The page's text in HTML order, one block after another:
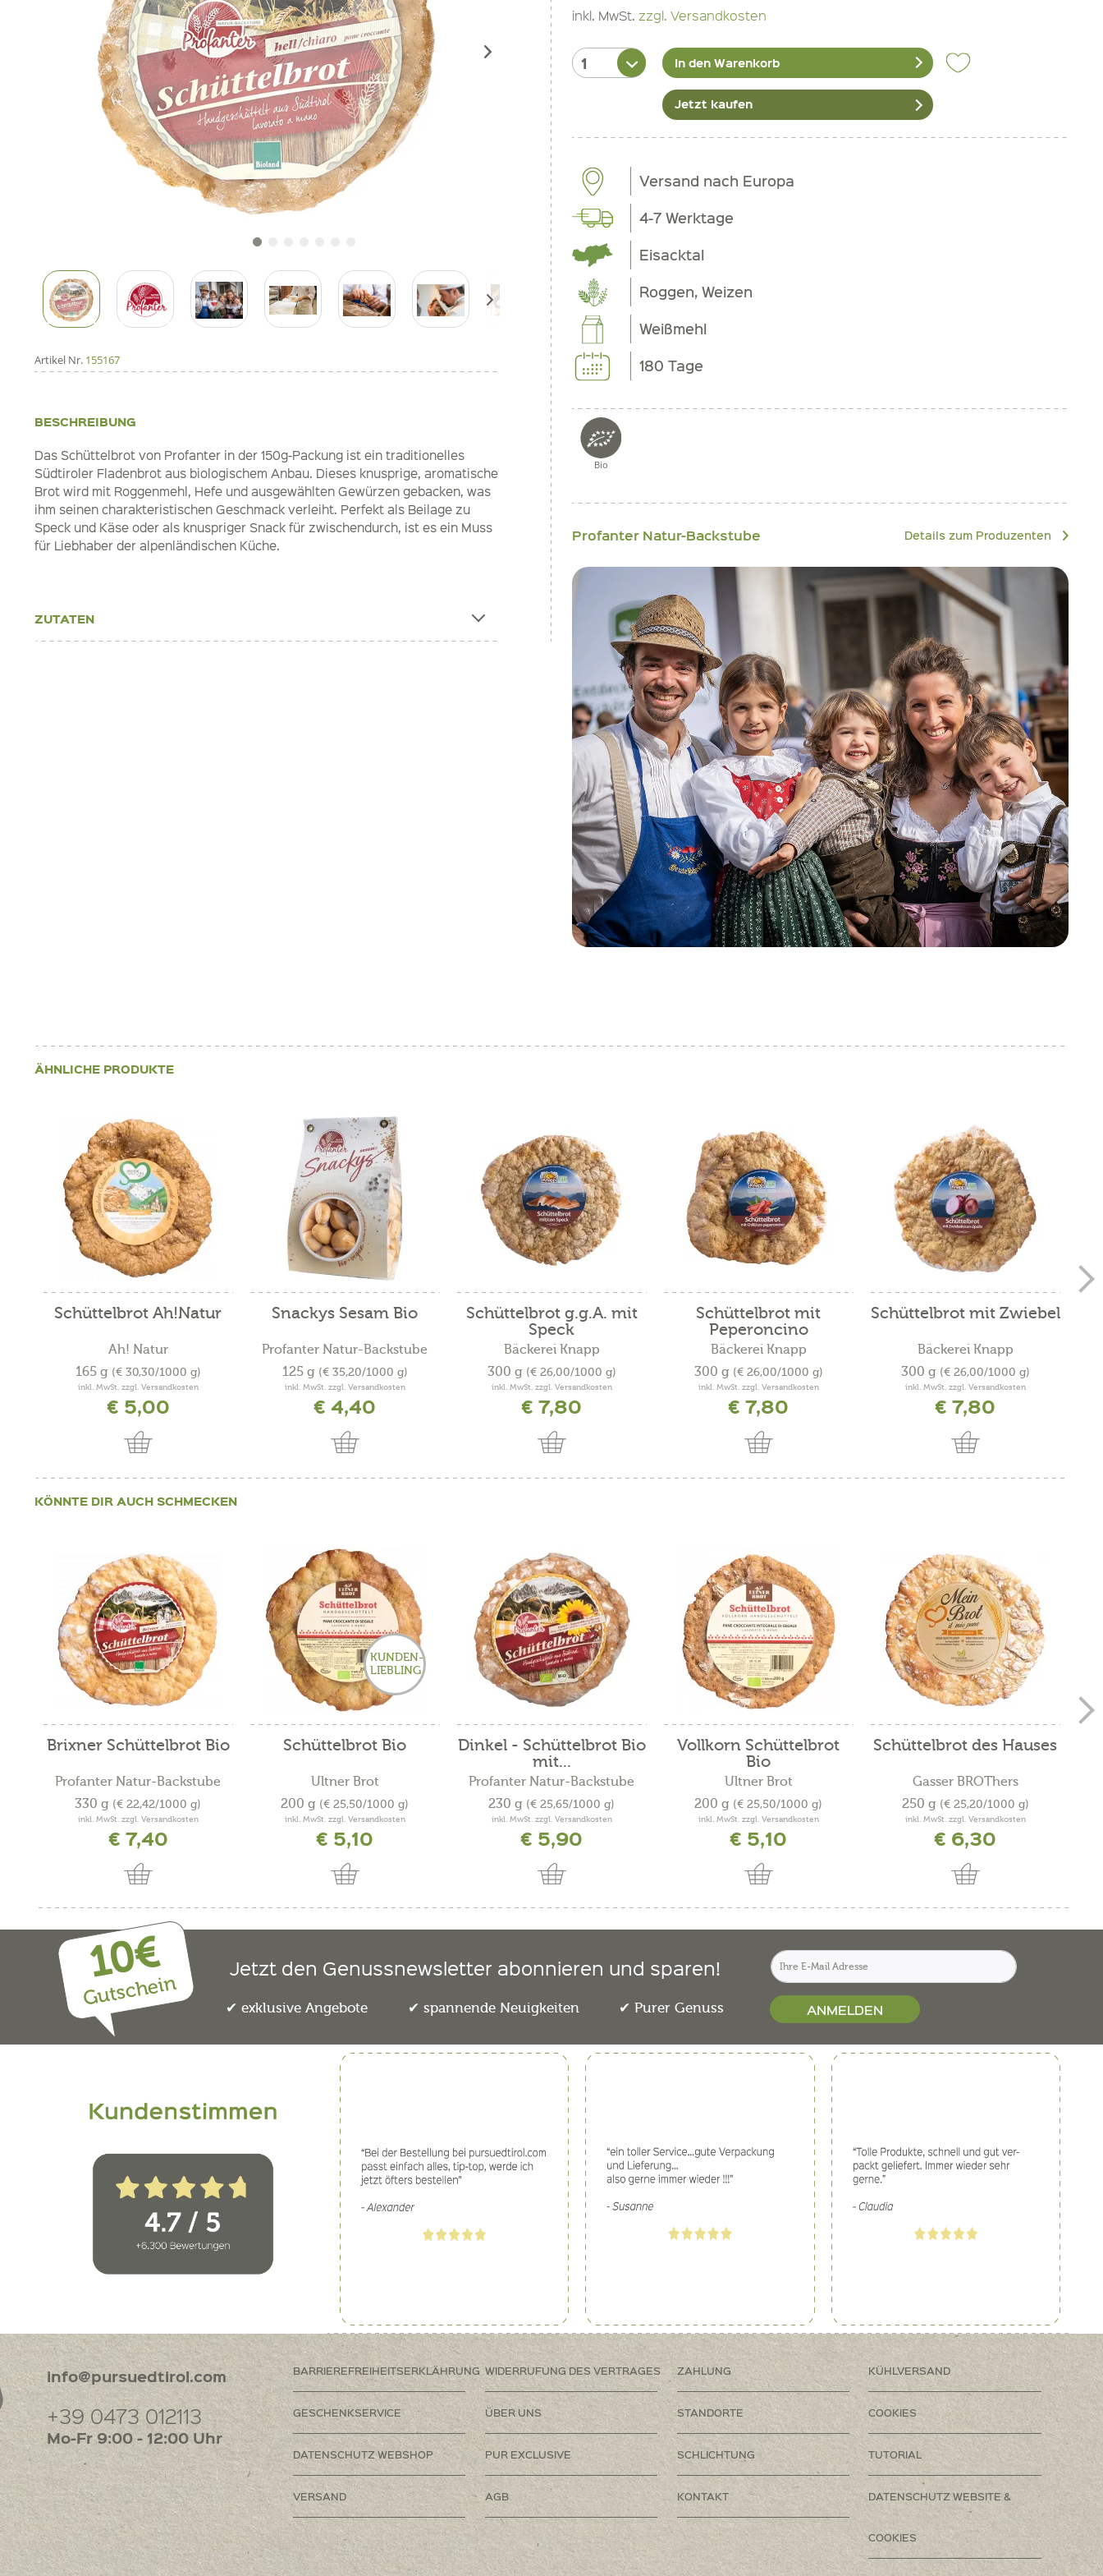
Artikel Nr. 155167
BESCHREIBUNG
Das Schüttelbrot von Profanter in der 150g-Packung ist ein traditionelles
Südtiroler Fladenbrot aus biologischem Anbau. Dieses knusprige, aromatische
Brot wird mit Roggenmehl, Hefe und ausgewählten Gewürzen gebacken, was
ihm seinen charakteristischen Geschmack verleiht. Perfekt als Beilage zu
Speck und Käse oder als knuspriger Snack für zwischendurch, ist es ein Muss
für Liebhaber der alpenländischen Küche.
ZUTATEN
inkl. MwSt. zzgl. Versandkosten
In den Warenkorb
Jetzt kaufen
Versand nach Europa
4-7 Werktage
Eisacktal
Roggen, Weizen
Weißmehl
180 Tage
Bio
Profanter Natur-Backstube Details zum Produzenten
ÄHNLICHE PRODUKTE
Schüttelbrot Ah!Natur
Ah! Natur
165 g (€ 30,30/1000 g)
inkl. MwSt. zzgl. Versandkosten
€ 5,00
Snackys Sesam Bio
Profanter Natur-Backstube
125 g (€ 35,20/1000 g)
inkl. MwSt. zzgl. Versandkosten
€ 4,40
Schüttelbrot g.g.A. mit
Speck
Bäckerei Knapp
300 g (€ 26,00/1000 g)
inkl. MwSt. zzgl. Versandkosten
€ 7,80
Schüttelbrot mit
Peperoncino
Bäckerei Knapp
300 g (€ 26,00/1000 g)
inkl. MwSt. zzgl. Versandkosten
€ 7,80
Schüttelbrot mit Zwiebel
Bäckerei Knapp
300 g (€ 26,00/1000 g)
inkl. MwSt. zzgl. Versandkosten
€ 7,80
KÖNNTE DIR AUCH SCHMECKEN
Brixner Schüttelbrot Bio
Profanter Natur-Backstube
330 g (€ 22,42/1000 g)
inkl. MwSt. zzgl. Versandkosten
€ 7,40
KUNDEN-
LIEBLING
Schüttelbrot Bio
Ultner Brot
200 g (€ 25,50/1000 g)
inkl. MwSt. zzgl. Versandkosten
€ 5,10
Dinkel - Schüttelbrot Bio
mit...
Profanter Natur-Backstube
230 g (€ 25,65/1000 g)
inkl. MwSt. zzgl. Versandkosten
€ 5,90
Vollkorn Schüttelbrot
Bio
Ultner Brot
200 g (€ 25,50/1000 g)
inkl. MwSt. zzgl. Versandkosten
€ 5,10
Schüttelbrot des Hauses
Gasser BROThers
250 g (€ 25,20/1000 g)
inkl. MwSt. zzgl. Versandkosten
€ 6,30
10€
Gutschein
Jetzt den Genussnewsletter abonnieren und sparen!
exklusive Angebote spannende Neuigkeiten Purer Genuss ANMELDEN
info@pursuedtirol.com
+39 0473 012113
Mo-Fr 9:00 - 12:00 Uhr
BARRIEREFREIHEITSERKLÄHRUNG WIDERRUFUNG DES VERTRAGES ZAHLUNG KÜHLVERSAND
GESCHENKSERVICE ÜBER UNS STANDORTE COOKIES
DATENSCHUTZ WEBSHOP PUR EXCLUSIVE SCHLICHTUNG TUTORIAL
VERSAND AGB KONTAKT DATENSCHUTZ WEBSITE &
COOKIES